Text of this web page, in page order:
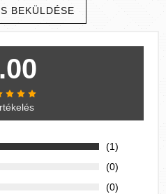
BEKÜLDÉSE
(1)
(0)
(0)